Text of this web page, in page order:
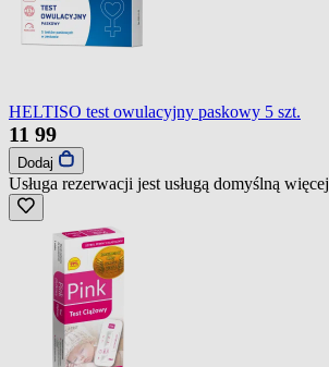
HELTISO test owulacyjny paskowy 5 szt.
11 99
Dodaj
Usługa rezerwacji jest usługą domyślną więcej